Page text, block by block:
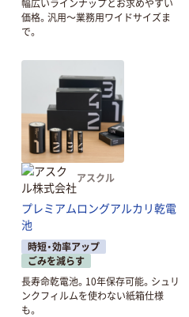
幅広いラインナップとお求めやすい
価格。汎用～業務用ワイドサイズま
で。
アスクル
プレミアムロングアルカリ乾電
池
時短・効率アップ
ごみを減らす
長寿命乾電池。10年保存可能。シュリ
ンクフィルムを使わない紙箱仕様
も。